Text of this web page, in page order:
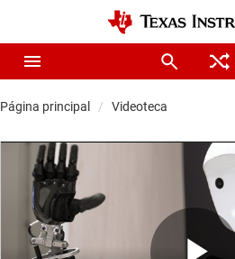
Página principal Videoteca